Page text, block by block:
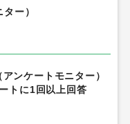
ー）
ンケートモニター）
トに1回以上回答